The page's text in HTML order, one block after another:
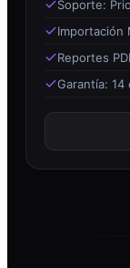
Soporte:
Importación
Reportes
Garantía: 14